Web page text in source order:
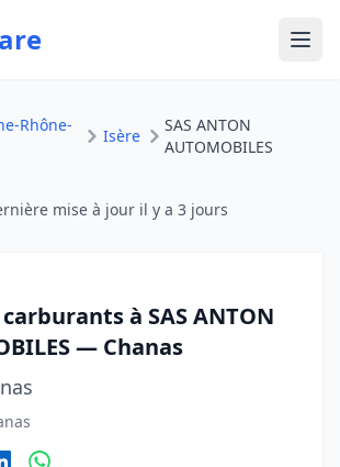
Rhône-
Isère
SAS ANTON
AUTOMOBILES
mise à jour il y a 3 jours
à SAS ANTON
— Chanas